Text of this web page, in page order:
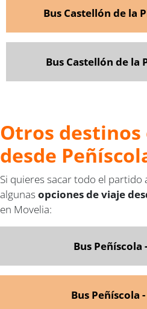
Bus Castellón de la
Bus Castellón de la
Otros destinos
desde
Si quieres sacar todo el partido
algunas opciones de viaje
en Movelia:
Bus Peñíscola
Bus Peñíscola